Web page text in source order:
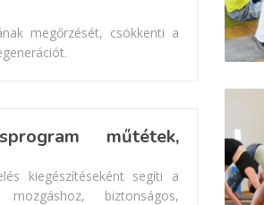
megőrzését, csökkenti a
műtétek,
kiegészítéseként segíti a
biztonságos,